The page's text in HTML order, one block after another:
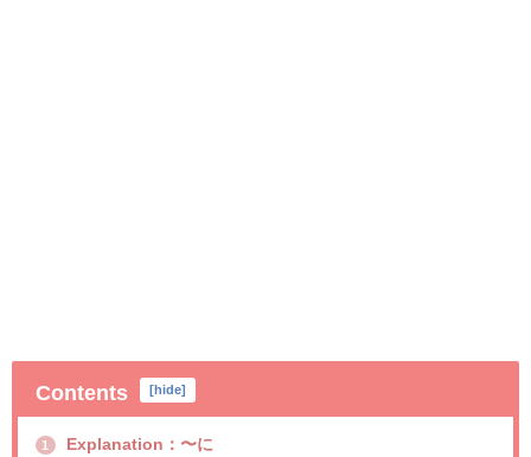
Contents [hide]
1 Explanation：〜に